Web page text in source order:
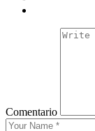
Comentario